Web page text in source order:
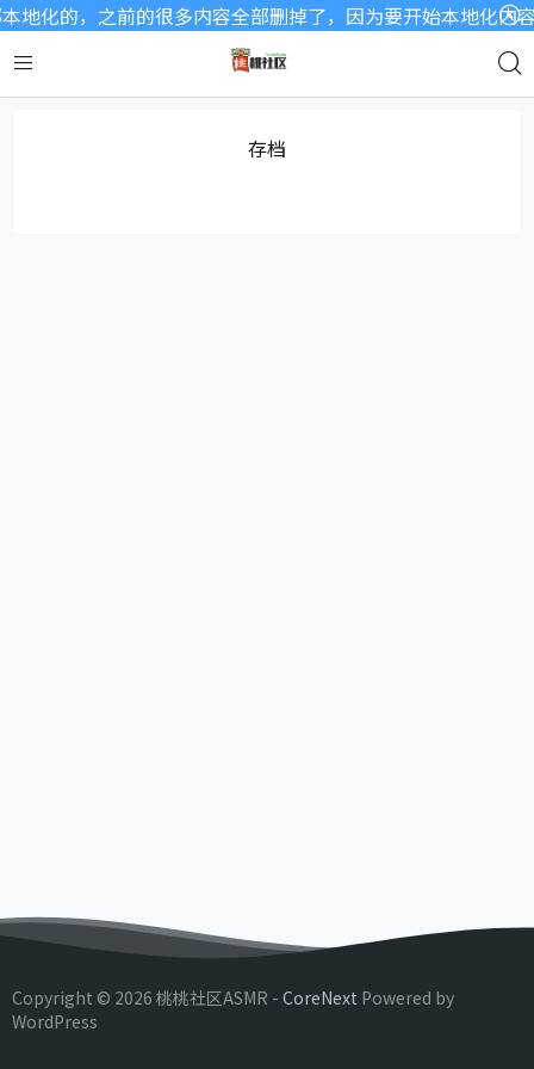
地化的，之前的很多内容全部删掉了，因为要开始本地化
存档
Copyright © 2026 桃桃社区ASMR - CoreNext Powered by
WordPress